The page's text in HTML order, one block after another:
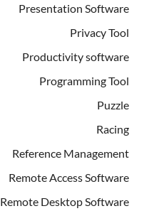
Presentation Software
Privacy Tool
Productivity software
Programming Tool
Puzzle
Racing
Reference Management
Remote Access Software
Remote Desktop Software